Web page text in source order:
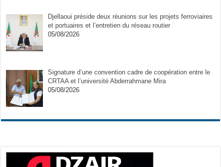
Djellaoui préside deux réunions sur les projets ferroviaires
et portuaires et l’entretien du réseau routier
05/08/2026
Signature d’une convention cadre de coopération entre le
CRTAA et l’université Abderrahmane Mira
05/08/2026